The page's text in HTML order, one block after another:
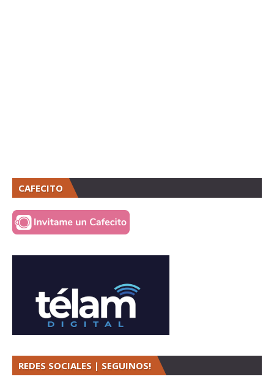
CAFECITO
REDES SOCIALES | SEGUINOS!